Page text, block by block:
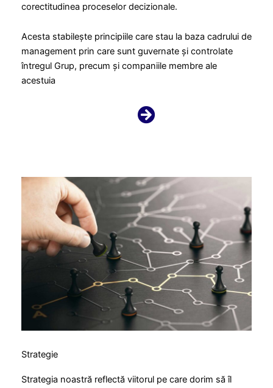
corectitudinea proceselor decizionale.
Acesta stabilește principiile care stau la baza cadrului de
management prin care sunt guvernate și controlate
întregul Grup, precum și companiile membre ale
acestuia
Strategie
Strategia noastră reflectă viitorul pe care dorim să îl